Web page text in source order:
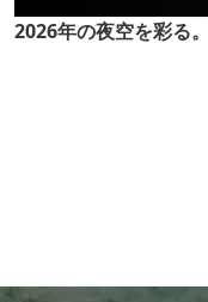
2026年の夜空を彩る